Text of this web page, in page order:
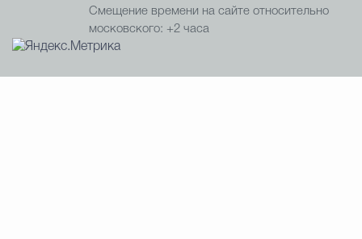
Смещение времени на сайте относительно
московского: +2 часа